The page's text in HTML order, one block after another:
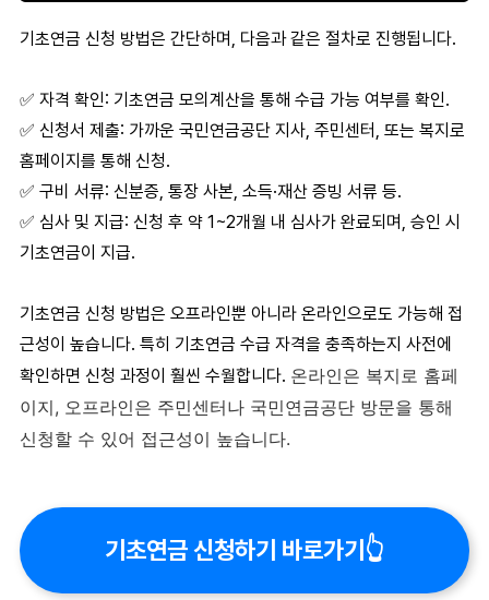
기초연금 신청 방법은 간단하며, 다음과 같은 절차로 진행됩니다.
✅ 자격 확인: 기초연금 모의계산을 통해 수급 가능 여부를 확인.
✅ 신청서 제출: 가까운 국민연금공단 지사, 주민센터, 또는 복지로
홈페이지를 통해 신청.
✅ 구비 서류: 신분증, 통장 사본, 소득·재산 증빙 서류 등.
✅ 심사 및 지급: 신청 후 약 1~2개월 내 심사가 완료되며, 승인 시
기초연금이 지급.
기초연금 신청 방법은 오프라인뿐 아니라 온라인으로도 가능해 접
근성이 높습니다. 특히 기초연금 수급 자격을 충족하는지 사전에
확인하면 신청 과정이 훨씬 수월합니다. 온라인은 복지로 홈페
이지, 오프라인은 주민센터나 국민연금공단 방문을 통해
신청할 수 있어 접근성이 높습니다.
기초연금 신청하기 바로가기👆